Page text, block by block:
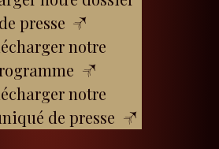
de presse
notre
notre
de presse